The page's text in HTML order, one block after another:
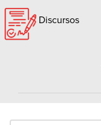
Discursos